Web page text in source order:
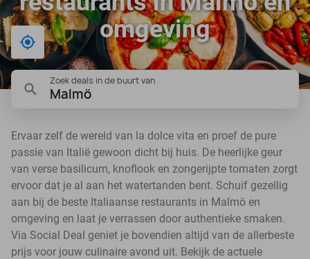
omgeving
Bij mij in de buurt
Zoek deals in de buurt van
Malmö
Ervaar zelf de wereld van la dolce vita en proef de pure
passie van Italië gewoon dicht bij huis. De heerlijke geur
van verse basilicum, knoflook en zongerijpte tomaten zorgt
ervoor dat je al aan het watertanden bent. Schuif gezellig
aan bij de beste Italiaanse restaurants in Malmö en
omgeving en laat je verrassen door authentieke smaken.
Via Social Deal geniet je bovendien altijd van de allerbeste
prijs voor jouw culinaire avond uit. Bekijk de actuele